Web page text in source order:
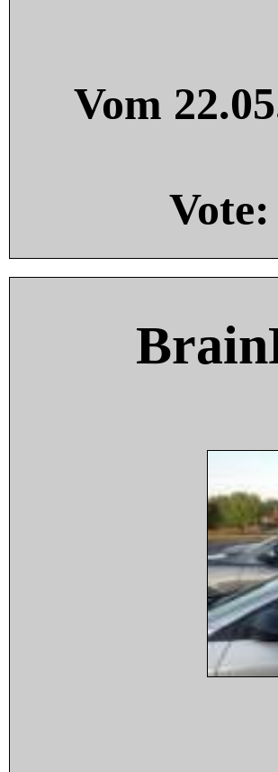
Vom